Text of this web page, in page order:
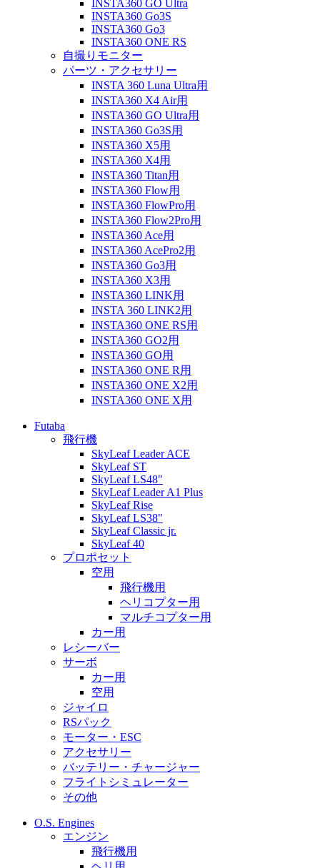
INSTA360 GO Ultra
INSTA360 Go3S
INSTA360 Go3
INSTA360 ONE RS
自撮りモニター
パーツ・アクセサリー
INSTA 360 Luna Ultra用
INSTA360 X4 Air用
INSTA360 GO Ultra用
INSTA360 Go3S用
INSTA360 X5用
INSTA360 X4用
INSTA360 Titan用
INSTA360 Flow用
INSTA360 FlowPro用
INSTA360 Flow2Pro用
INSTA360 Ace用
INSTA360 AcePro2用
INSTA360 Go3用
INSTA360 X3用
INSTA360 LINK用
INSTA 360 LINK2用
INSTA360 ONE RS用
INSTA360 GO2用
INSTA360 GO用
INSTA360 ONE R用
INSTA360 ONE X2用
INSTA360 ONE X用
Futaba
飛行機
SkyLeaf Leader ACE
SkyLeaf ST
SkyLeaf LS48"
SkyLeaf Leader A1 Plus
SkyLeaf Rise
SkyLeaf LS38"
SkyLeaf Classic jr.
SkyLeaf 40
プロポセット
空用
飛行機用
ヘリコプター用
マルチコプター用
カー用
レシーバー
サーボ
カー用
空用
ジャイロ
RSパック
モーター・ESC
アクセサリー
バッテリー・チャージャー
フライトシミュレーター
その他
O.S. Engines
エンジン
飛行機用